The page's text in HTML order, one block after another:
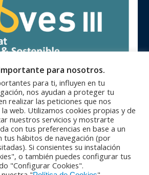
846 62 28 |Zona Catalunya 93 840 71 25 |
364 10 08 |Zona Norte 94 623 28 46 |
26 92 |PORTUGAL
+351 229 42 65 33
, S.A. |Aviso Legal
Política de
calidad |Condiciones Generales de Venta |
para nosotros.
para ti, influyen en tu
nos ayudan a proteger tu
realizar las peticiones que nos
web. Utilizamos cookies propias y de
nuestros servicios y mostrarte
con tus preferencias en base a un
tus hábitos de navegación (por
Si consientes su instalación
o también puedes configurar tus
"Configurar Cookies".